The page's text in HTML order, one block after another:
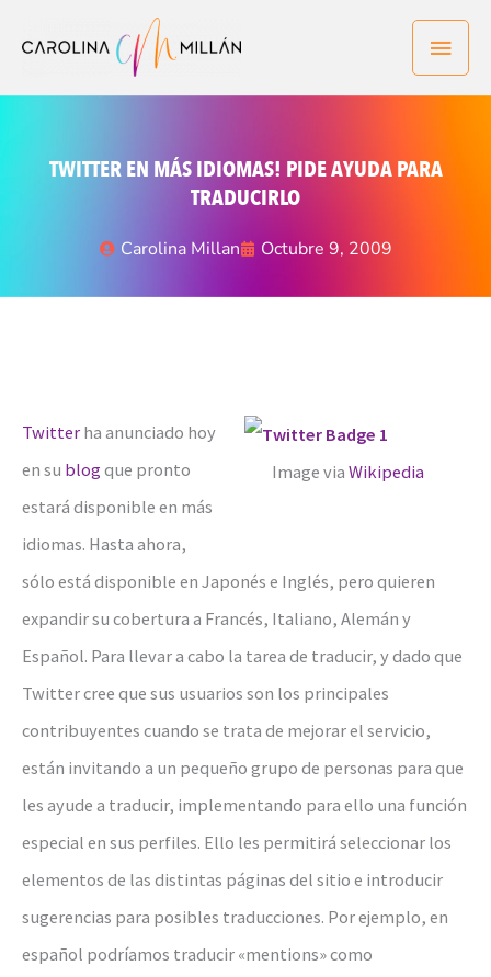
TWITTER EN MÁS IDIOMAS! PIDE AYUDA PARA
TRADUCIRLO
Carolina Millan Octubre 9, 2009
Image via Wikipedia
Twitter ha anunciado hoy
en su blog que pronto
estará disponible en más
idiomas. Hasta ahora,
sólo está disponible en Japonés e Inglés, pero quieren
expandir su cobertura a Francés, Italiano, Alemán y
Español. Para llevar a cabo la tarea de traducir, y dado que
Twitter cree que sus usuarios son los principales
contribuyentes cuando se trata de mejorar el servicio,
están invitando a un pequeño grupo de personas para que
les ayude a traducir, implementando para ello una función
especial en sus perfiles. Ello les permitirá seleccionar los
elementos de las distintas páginas del sitio e introducir
sugerencias para posibles traducciones. Por ejemplo, en
español podríamos traducir «mentions» como